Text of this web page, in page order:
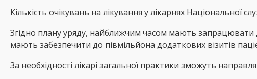
Кількість очікувань на лікування у лікарнях Національної
Згідно плану уряду, найближчим часом мають
мають забезпечити до півмільйона додаткових візитів
За необхідності лікарі загальної практики зможуть